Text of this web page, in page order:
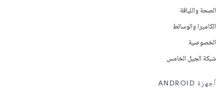
الصحة واللياقة
الكاميرا والوسائط
الخصوصية
شبكة الجيل الخامس
أجهزة ANDROID